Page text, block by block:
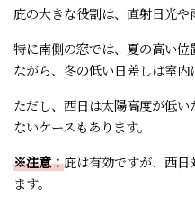
庇の大きな役割は、直射日光や
特に南側の窓では、夏の高い
ながら、冬の低い日差しは室内
ただし、西日は太陽高度が低
ないケースもあります。
※注意：庇は有効ですが、西
ます。